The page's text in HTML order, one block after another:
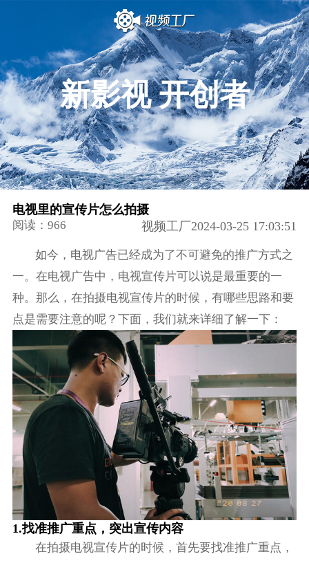
新影视 开创者
电视里的宣传片怎么拍摄
阅读：966 视频工厂2024-03-25 17:03:51
如今，电视广告已经成为了不可避免的推广方式之
一。在电视广告中，电视宣传片可以说是最重要的一
种。那么，在拍摄电视宣传片的时候，有哪些思路和要
点是需要注意的呢？下面，我们就来详细了解一下：
1.找准推广重点，突出宣传内容
在拍摄电视宣传片的时候，首先要找准推广重点，